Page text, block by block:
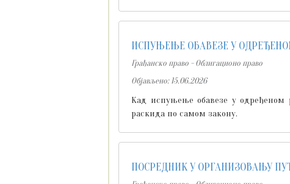
ИСПУЊЕЊЕ ОБАВЕЗЕ У
Грађанско право - Облигационо право
Објављено: 15.06.2026
Кад испуњење обавезе у одређеном
раскида по самом закону.
ПОСРЕДНИК У ОРГАНИЗОВАЊУ